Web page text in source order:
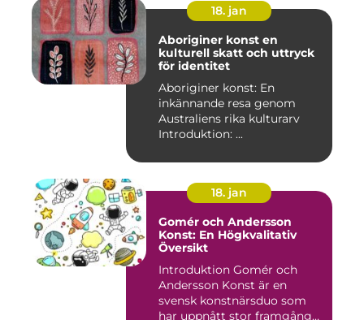
18. jan
Aboriginer konst en
kulturell skatt och uttryck
för identitet
Aboriginer konst: En
inkännande resa genom
Australiens rika kulturarv
Introduktion: ...
18. jan
Gomér och Andersson
Konst: En Högkvalitativ
Översikt
Introduktion Gomér och
Andersson Konst är en
svensk konstnärsduo som
har uppnått stor framgång